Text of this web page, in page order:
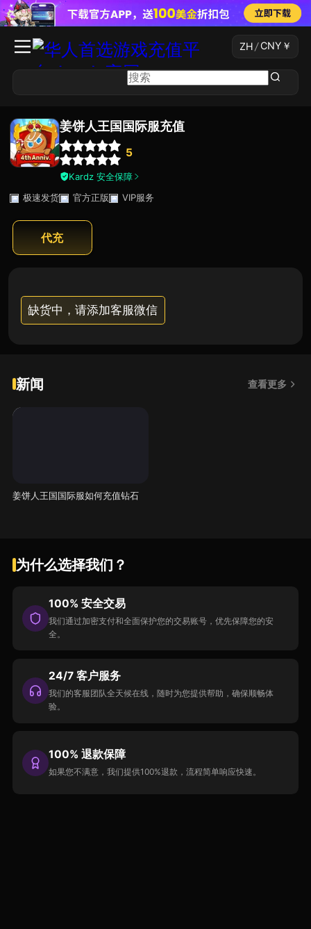
ZH/ CNY ￥
姜饼人王国国际服充值
5
Kardz 安全保障
极速发货
官方正版 VIP服务
代充
缺货中，请添加客服微信
新闻 查看更多
姜饼人王国国际服如何充值钻石
为什么选择我们？
100% 安全交易
我们通过加密支付和全面保护您的交易账号，优先保障您的安
全。
24/7 客户服务
我们的客服团队全天候在线，随时为您提供帮助，确保顺畅体
验。
100% 退款保障
如果您不满意，我们提供100%退款，流程简单响应快速。